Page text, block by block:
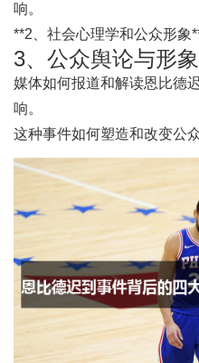
响。
**2、社会心理学和公众形象
3、公众舆论与形
媒体如何报道和解读恩比德
响。
这种事件如何塑造和改变公